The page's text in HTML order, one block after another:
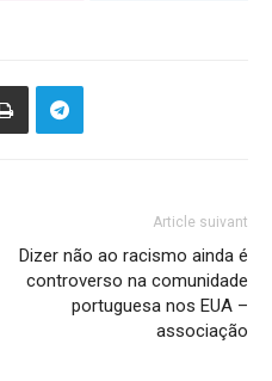
Article suivant
Dizer não ao racismo ainda é
controverso na comunidade
portuguesa nos EUA –
associação